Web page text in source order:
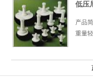
低压
产品
重量